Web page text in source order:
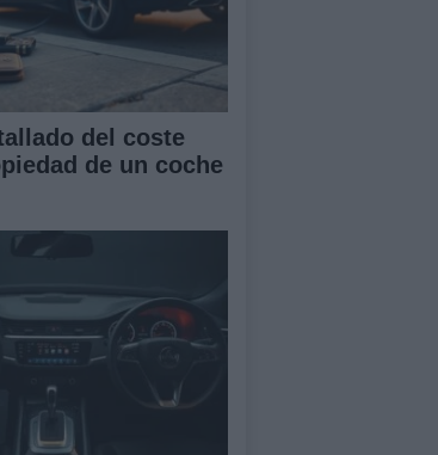
del coste
de un coche